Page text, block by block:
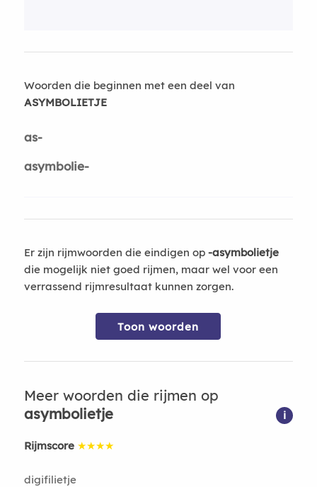
Woorden die beginnen met een deel van
ASYMBOLIETJE
as-
asymbolie-
Er zijn rijmwoorden die eindigen op -asymbolietje
die mogelijk niet goed rijmen, maar wel voor een
verrassend rijmresultaat kunnen zorgen.
Toon woorden
Meer woorden die rijmen op
asymbolietje
i
Rijmscore ★★★★
digifilietje